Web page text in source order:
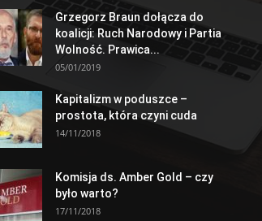
Grzegorz Braun dołącza do
koalicji: Ruch Narodowy i Partia
Wolność. Prawica...
05/01/2019
Kapitalizm w poduszce –
prostota, która czyni cuda
14/11/2018
Komisja ds. Amber Gold – czy
było warto?
17/11/2018